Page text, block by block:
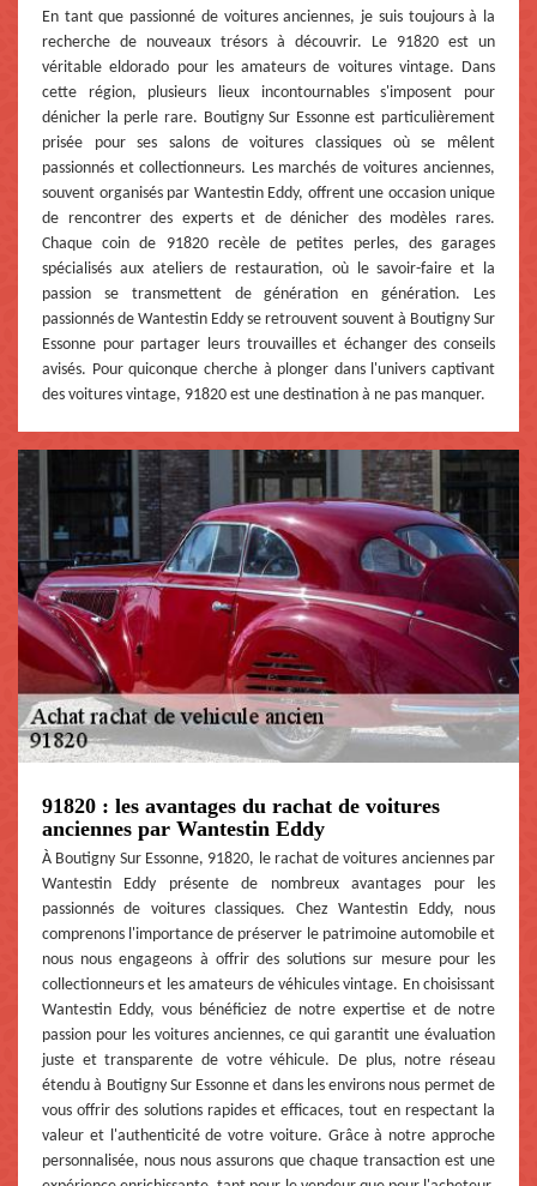
En tant que passionné de voitures anciennes, je suis toujours à la
recherche de nouveaux trésors à découvrir. Le 91820 est un
véritable eldorado pour les amateurs de voitures vintage. Dans
cette région, plusieurs lieux incontournables s'imposent pour
dénicher la perle rare. Boutigny Sur Essonne est particulièrement
prisée pour ses salons de voitures classiques où se mêlent
passionnés et collectionneurs. Les marchés de voitures anciennes,
souvent organisés par Wantestin Eddy, offrent une occasion unique
de rencontrer des experts et de dénicher des modèles rares.
Chaque coin de 91820 recèle de petites perles, des garages
spécialisés aux ateliers de restauration, où le savoir-faire et la
passion se transmettent de génération en génération. Les
passionnés de Wantestin Eddy se retrouvent souvent à Boutigny Sur
Essonne pour partager leurs trouvailles et échanger des conseils
avisés. Pour quiconque cherche à plonger dans l'univers captivant
des voitures vintage, 91820 est une destination à ne pas manquer.
91820 : les avantages du rachat de voitures
anciennes par Wantestin Eddy
À Boutigny Sur Essonne, 91820, le rachat de voitures anciennes par
Wantestin Eddy présente de nombreux avantages pour les
passionnés de voitures classiques. Chez Wantestin Eddy, nous
comprenons l'importance de préserver le patrimoine automobile et
nous nous engageons à offrir des solutions sur mesure pour les
collectionneurs et les amateurs de véhicules vintage. En choisissant
Wantestin Eddy, vous bénéficiez de notre expertise et de notre
passion pour les voitures anciennes, ce qui garantit une évaluation
juste et transparente de votre véhicule. De plus, notre réseau
étendu à Boutigny Sur Essonne et dans les environs nous permet de
vous offrir des solutions rapides et efficaces, tout en respectant la
valeur et l'authenticité de votre voiture. Grâce à notre approche
personnalisée, nous nous assurons que chaque transaction est une